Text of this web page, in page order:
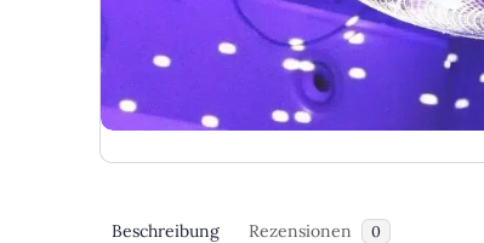
Beschreibung Rezensionen 0